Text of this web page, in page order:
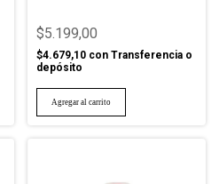
$5.199,00
$4.679,10 con Transferencia o
depósito